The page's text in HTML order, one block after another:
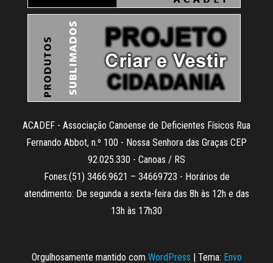
ACADEF - Associação Canoense de Deficientes Físicos Rua
Fernando Abbot, n.º 100 - Nossa Senhora das Graças CEP
92.025.330 - Canoas / RS
Fones:(51) 3466.9621 – 34669723 - Horários de
atendimento: De segunda a sexta-feira das 8h às 12h e das
13h às 17h30
Orgulhosamente mantido com WordPress | Tema: Envo